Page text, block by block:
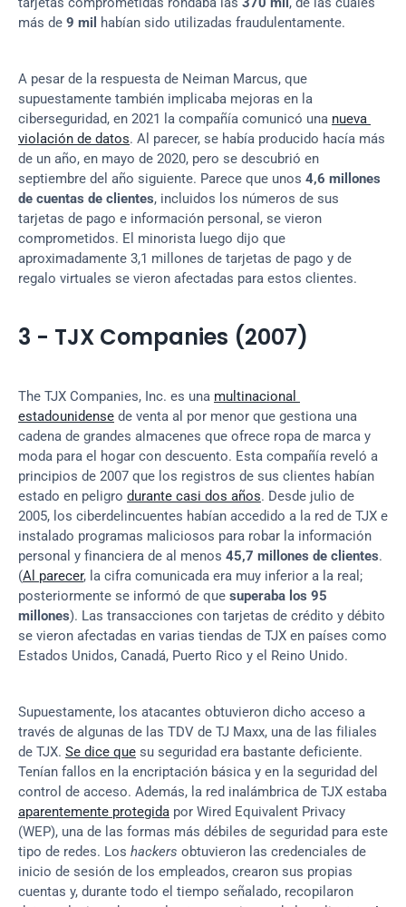
más de 9 mil habían sido utilizadas fraudulentamente.
A pesar de la respuesta de Neiman Marcus, que
supuestamente también implicaba mejoras en la
ciberseguridad, en 2021 la compañía comunicó una nueva
violación de datos. Al parecer, se había producido hacía más
de un año, en mayo de 2020, pero se descubrió en
septiembre del año siguiente. Parece que unos 4,6 millones
de cuentas de clientes, incluidos los números de sus
tarjetas de pago e información personal, se vieron
comprometidos. El minorista luego dijo que
aproximadamente 3,1 millones de tarjetas de pago y de
regalo virtuales se vieron afectadas para estos clientes.
3 - TJX Companies (2007)
The TJX Companies, Inc. es una multinacional
estadounidense de venta al por menor que gestiona una
cadena de grandes almacenes que ofrece ropa de marca y
moda para el hogar con descuento. Esta compañía reveló a
principios de 2007 que los registros de sus clientes habían
estado en peligro durante casi dos años. Desde julio de
2005, los ciberdelincuentes habían accedido a la red de TJX e
instalado programas maliciosos para robar la información
personal y financiera de al menos 45,7 millones de clientes.
(Al parecer, la cifra comunicada era muy inferior a la real;
posteriormente se informó de que superaba los 95
millones). Las transacciones con tarjetas de crédito y débito
se vieron afectadas en varias tiendas de TJX en países como
Estados Unidos, Canadá, Puerto Rico y el Reino Unido.
Supuestamente, los atacantes obtuvieron dicho acceso a
través de algunas de las TDV de TJ Maxx, una de las filiales
de TJX. Se dice que su seguridad era bastante deficiente.
Tenían fallos en la encriptación básica y en la seguridad del
aparentemente protegida por Wired Equivalent Privacy
(WEP), una de las formas más débiles de seguridad para este
tipo de redes. Los hackers obtuvieron las credenciales de
inicio de sesión de los empleados, crearon sus propias
cuentas y, durante todo el tiempo señalado, recopilaron